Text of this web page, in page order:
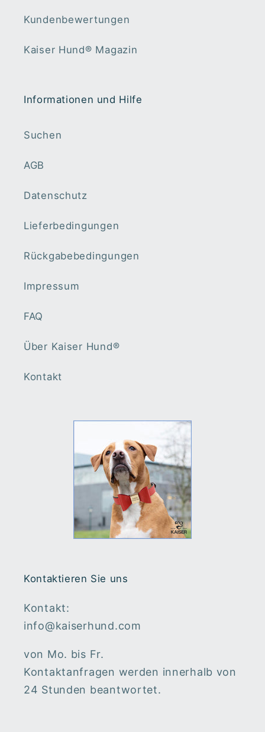
Kundenbewertungen
Kaiser Hund®️ Magazin
Informationen und Hilfe
Suchen
AGB
Datenschutz
Lieferbedingungen
Rückgabebedingungen
Impressum
FAQ
Über Kaiser Hund®️
Kontakt
Kontaktieren Sie uns
Kontakt:
info@kaiserhund.com
von Mo. bis Fr.
Kontaktanfragen werden innerhalb von
24 Stunden beantwortet.